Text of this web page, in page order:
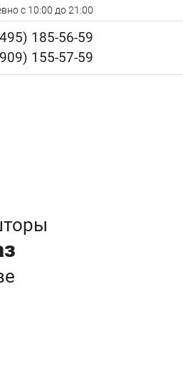
с 10:00 до 21:00
185-56-59
155-57-59